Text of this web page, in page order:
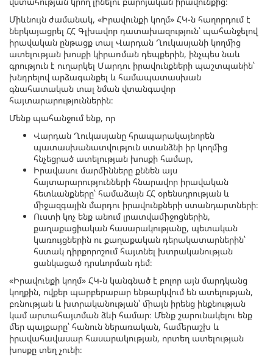
Միևնույն ժամանակ, «Իրավունքի կողմ» ՀԿ-ն հաղորդում է
ներկայացրել ՀՀ Գլխավոր դատախազություն՝ պահանջելով
իրավական ընթացք տալ Վարդան Ղուկասյանի կողմից
ատելության խոսքի կիրառման դեպքերին, ինչպես նաև
գրություն է ուղարկել Մարդու իրավունքների պաշտպանին՝
խնդրելով արձագանքել և համապատասխան
գնահատական տալ նման վտանգավոր
հայտարարություններին։
Մենք պահանջում ենք, որ
Վարդան Ղուկասյանը հրապարակայնորեն
պատասխանատվություն ստանձնի իր կողմից
հնչեցրած ատելության խոսքի համար,
Իրավասու մարմինները քննեն այս
հայտարարությունների հնարավոր իրավական
հետևանքները՝ համաձայն ՀՀ օրենսդրության և
միջազգային մարդու իրավունքների ստանդարտների։
Ուստի կոչ ենք անում լրատվամիջոցներին,
քաղաքացիական հասարակությանը, պետական
կառույցներին ու քաղաքական դերակատարներին՝
հստակ դիրքորոշում հայտնել խտրականության
ցանկացած դրսևորման դեմ։
«Իրավունքի կողմ» ՀԿ-ն կանգնած է բոլոր այն մարդկանց
կողքին, ովքեր պարբերաբար ենթարկվում են ատելության,
բռնության և խտրականության՝ միայն իրենց ինքնության
կամ արտահայտման ձևի համար։ Մենք շարունակելու ենք
մեր պայքարը՝ հանուն ներառական, համերաշխ և
իրավահավասար հասարակության, որտեղ ատելության
խոսքը տեղ չունի։